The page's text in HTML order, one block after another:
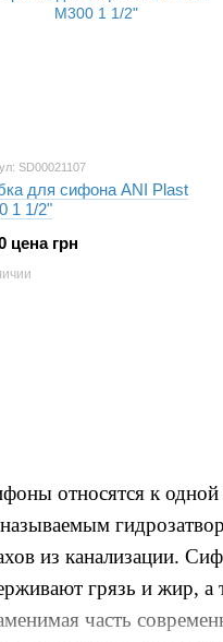
относятся к одной
из канализации.
грязь и жир,
часть
SD00021107
для сифона ANI Plast
1 1/2"
цена грн